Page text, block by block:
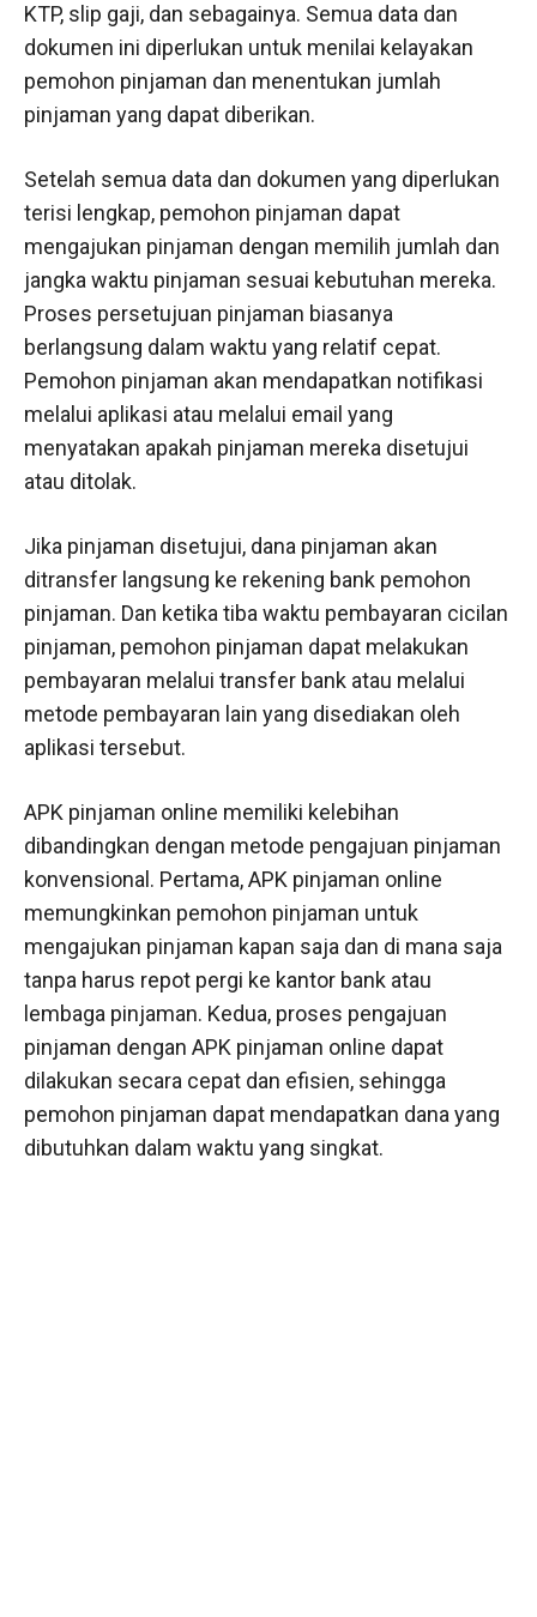
KTP, slip gaji, dan sebagainya. Semua data dan
dokumen ini diperlukan untuk menilai kelayakan
pemohon pinjaman dan menentukan jumlah
pinjaman yang dapat diberikan.
Setelah semua data dan dokumen yang diperlukan
terisi lengkap, pemohon pinjaman dapat
mengajukan pinjaman dengan memilih jumlah dan
jangka waktu pinjaman sesuai kebutuhan mereka.
Proses persetujuan pinjaman biasanya
berlangsung dalam waktu yang relatif cepat.
Pemohon pinjaman akan mendapatkan notifikasi
melalui aplikasi atau melalui email yang
menyatakan apakah pinjaman mereka disetujui
atau ditolak.
Jika pinjaman disetujui, dana pinjaman akan
ditransfer langsung ke rekening bank pemohon
pinjaman. Dan ketika tiba waktu pembayaran cicilan
pinjaman, pemohon pinjaman dapat melakukan
pembayaran melalui transfer bank atau melalui
metode pembayaran lain yang disediakan oleh
aplikasi tersebut.
APK pinjaman online memiliki kelebihan
dibandingkan dengan metode pengajuan pinjaman
konvensional. Pertama, APK pinjaman online
memungkinkan pemohon pinjaman untuk
mengajukan pinjaman kapan saja dan di mana saja
tanpa harus repot pergi ke kantor bank atau
lembaga pinjaman. Kedua, proses pengajuan
pinjaman dengan APK pinjaman online dapat
dilakukan secara cepat dan efisien, sehingga
pemohon pinjaman dapat mendapatkan dana yang
dibutuhkan dalam waktu yang singkat.